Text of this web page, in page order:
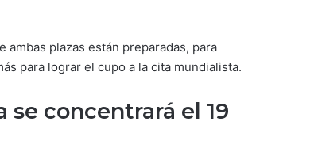
plazas están preparadas, para
para lograr el cupo a la cita mundialista.
concentrará el 19